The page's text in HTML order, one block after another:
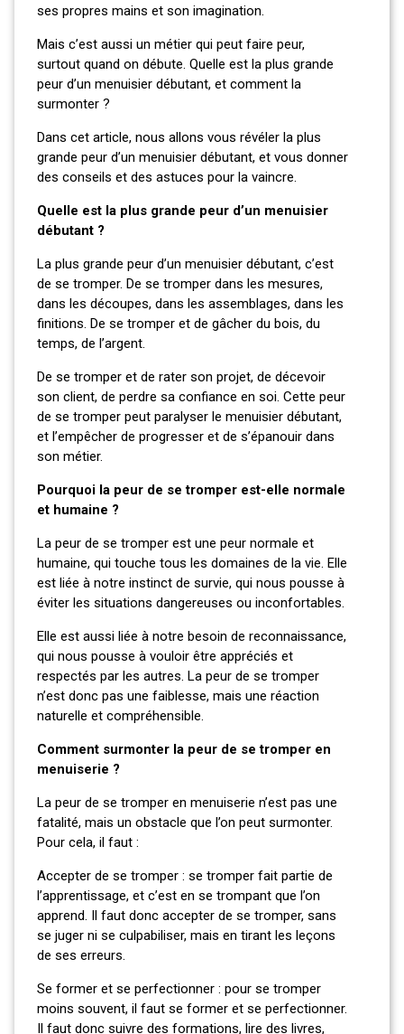
ses propres mains et son imagination.
Mais c’est aussi un métier qui peut faire peur,
surtout quand on débute. Quelle est la plus grande
peur d’un menuisier débutant, et comment la
surmonter ?
Dans cet article, nous allons vous révéler la plus
grande peur d’un menuisier débutant, et vous donner
des conseils et des astuces pour la vaincre.
Quelle est la plus grande peur d’un menuisier
débutant ?
La plus grande peur d’un menuisier débutant, c’est
de se tromper. De se tromper dans les mesures,
dans les découpes, dans les assemblages, dans les
finitions. De se tromper et de gâcher du bois, du
temps, de l’argent.
De se tromper et de rater son projet, de décevoir
son client, de perdre sa confiance en soi. Cette peur
de se tromper peut paralyser le menuisier débutant,
et l’empêcher de progresser et de s’épanouir dans
son métier.
Pourquoi la peur de se tromper est-elle normale
et humaine ?
La peur de se tromper est une peur normale et
humaine, qui touche tous les domaines de la vie. Elle
est liée à notre instinct de survie, qui nous pousse à
éviter les situations dangereuses ou inconfortables.
Elle est aussi liée à notre besoin de reconnaissance,
qui nous pousse à vouloir être appréciés et
respectés par les autres. La peur de se tromper
n’est donc pas une faiblesse, mais une réaction
naturelle et compréhensible.
Comment surmonter la peur de se tromper en
menuiserie ?
La peur de se tromper en menuiserie n’est pas une
fatalité, mais un obstacle que l’on peut surmonter.
Pour cela, il faut :
Accepter de se tromper : se tromper fait partie de
l’apprentissage, et c’est en se trompant que l’on
apprend. Il faut donc accepter de se tromper, sans
se juger ni se culpabiliser, mais en tirant les leçons
de ses erreurs.
Se former et se perfectionner : pour se tromper
moins souvent, il faut se former et se perfectionner.
Il faut donc suivre des formations, lire des livres,